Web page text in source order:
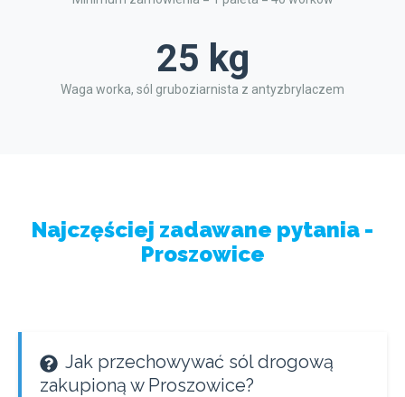
25 kg
Waga worka, sól gruboziarnista z antyzbrylaczem
Najczęściej zadawane pytania -
Proszowice
Jak przechowywać sól drogową
zakupioną w Proszowice?